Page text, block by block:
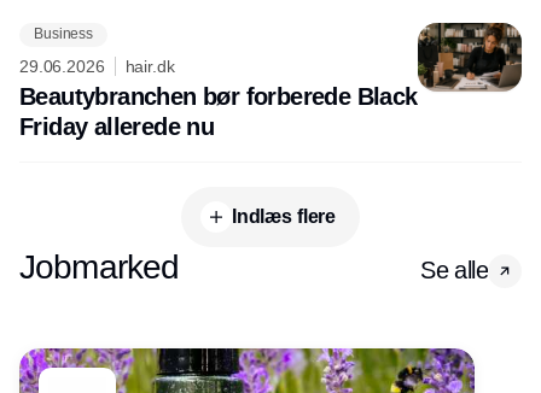
Business
29.06.2026 hair.dk
Beautybranchen bør forberede Black
Friday allerede nu
Indlæs flere
Jobmarked Se alle